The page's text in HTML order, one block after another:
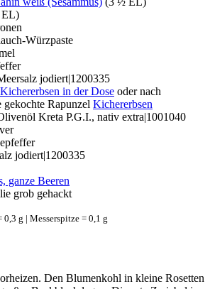
EL)
Würzpaste
jodiert|1200335
Kichererbsen in der Dose oder nach
gekochte Rapunzel Kichererbsen
Kreta P.G.I., nativ extra|1001040
jodiert|1200335
ganze Beeren
grob gehackt
g | Messerspitze = 0,1 g
Den Blumenkohl in kleine Rosetten